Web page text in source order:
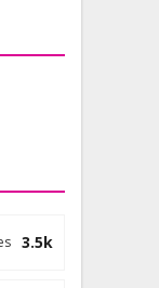
3.5k